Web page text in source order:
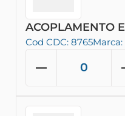
ACOPLAMENTO
Cod CDC: 8765Marca: